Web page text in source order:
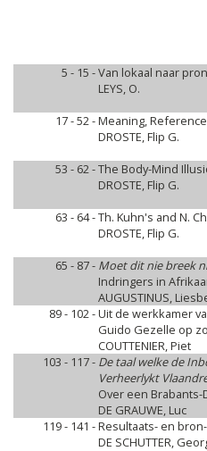
5 - 15 -Van lokaal naar
LEYS, O.
17 - 52 -Meaning,
DROSTE, Flip G.
53 - 62 -The Body-Mind
DROSTE, Flip G.
63 - 64 -Th. Kuhn's and N.
DROSTE, Flip G.
65 - 87 - Moet dit nie breek
Indringers in
AUGUSTINUS,
89 - 102 -Uit de werkkamer
Guido Gezelle op
COUTTENIER, Piet
103 - 117 - De taal welke de
Verheerlykt
Over een
DE GRAUWE, Luc
119 - 141 -Resultaats- en
DE SCHUTTER,